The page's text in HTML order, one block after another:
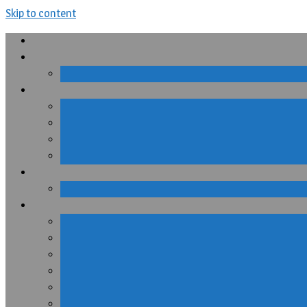
Skip to content